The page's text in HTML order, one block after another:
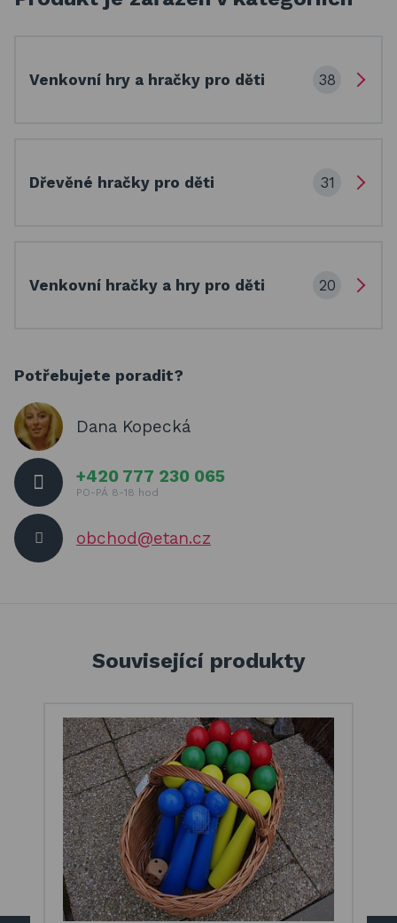
Venkovní hry a hračky pro děti 38
Dřevěné hračky pro děti 31
Venkovní hračky a hry pro děti 20
Potřebujete poradit?
Dana Kopecká
+420 777 230 065
PO-PÁ 8-18 hod
obchod@etan.cz
Související produkty